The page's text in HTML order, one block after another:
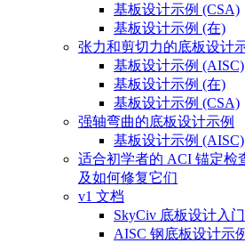
基板设计示例 (CSA)
基板设计示例 (在)
张力和剪切力的底板设计
基板设计示例 (AISC)
基板设计示例 (在)
基板设计示例 (CSA)
强轴弯曲的底板设计示例
基板设计示例 (AISC)
适合初学者的 ACI 锚定检
及如何修复它们
v1 文档
SkyCiv 底板设计入门
AISC 钢底板设计示